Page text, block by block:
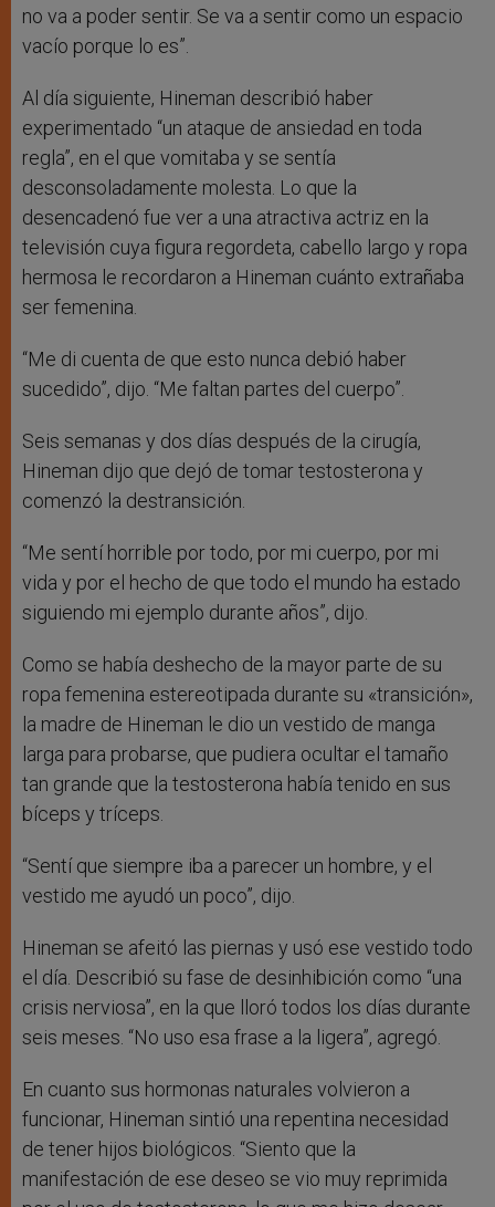
no va a poder sentir. Se va a sentir como un espacio
vacío porque lo es”.
Al día siguiente, Hineman describió haber
experimentado “un ataque de ansiedad en toda
regla”, en el que vomitaba y se sentía
desconsoladamente molesta. Lo que la
desencadenó fue ver a una atractiva actriz en la
televisión cuya figura regordeta, cabello largo y ropa
hermosa le recordaron a Hineman cuánto extrañaba
ser femenina.
“Me di cuenta de que esto nunca debió haber
sucedido”, dijo. “Me faltan partes del cuerpo”.
Seis semanas y dos días después de la cirugía,
Hineman dijo que dejó de tomar testosterona y
comenzó la destransición.
“Me sentí horrible por todo, por mi cuerpo, por mi
vida y por el hecho de que todo el mundo ha estado
siguiendo mi ejemplo durante años”, dijo.
Como se había deshecho de la mayor parte de su
ropa femenina estereotipada durante su «transición»,
la madre de Hineman le dio un vestido de manga
larga para probarse, que pudiera ocultar el tamaño
tan grande que la testosterona había tenido en sus
bíceps y tríceps.
“Sentí que siempre iba a parecer un hombre, y el
vestido me ayudó un poco”, dijo.
Hineman se afeitó las piernas y usó ese vestido todo
el día. Describió su fase de desinhibición como “una
crisis nerviosa”, en la que lloró todos los días durante
seis meses. “No uso esa frase a la ligera”, agregó.
En cuanto sus hormonas naturales volvieron a
funcionar, Hineman sintió una repentina necesidad
de tener hijos biológicos. “Siento que la
manifestación de ese deseo se vio muy reprimida